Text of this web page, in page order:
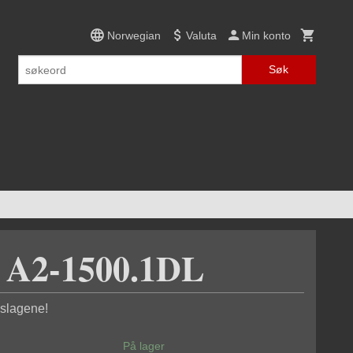
Norwegian Valuta Min konto
Søk
1500.1DL
På lager